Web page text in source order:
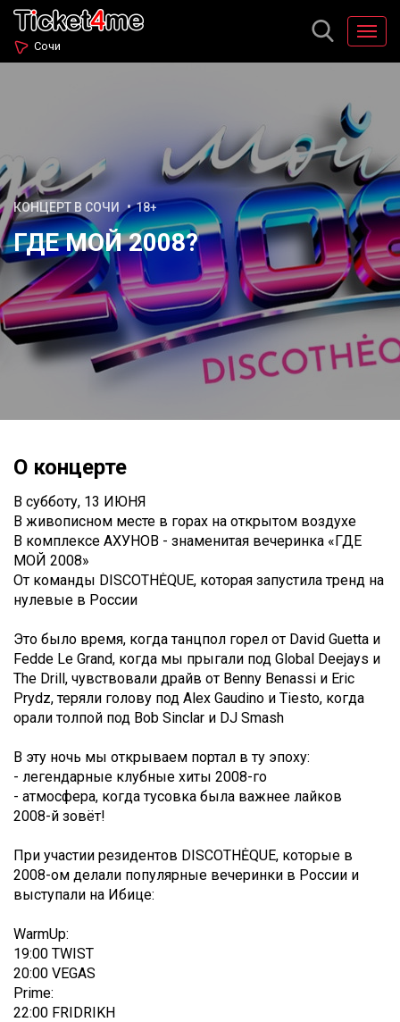
Сочи
КОНЦЕРТ В СОЧИ 18+
ГДЕ МОЙ 2008?
О концерте
В субботу, 13 ИЮНЯ
В живописном месте в горах на открытом воздухе
В комплексе АХУНОВ - знаменитая вечеринка «ГДЕ
МОЙ 2008»
От команды DISCOTHĖQUE, которая запустила тренд на
нулевые в России
Это было время, когда танцпол горел от David Guetta и
Fedde Le Grand, когда мы прыгали под Global Deejays и
The Drill, чувствовали драйв от Benny Benassi и Eric
Prydz, теряли голову под Alex Gaudino и Tiesto, когда
орали толпой под Bob Sinclar и DJ Smash
В эту ночь мы открываем портал в ту эпоху:
- легендарные клубные хиты 2008-го
- атмосфера, когда тусовка была важнее лайков
2008-й зовёт!
При участии резидентов DISCOTHĖQUE, которые в
2008-ом делали популярные вечеринки в России и
выступали на Ибице:
WarmUp:
19:00 TWIST
20:00 VEGAS
Prime:
22:00 FRIDRIKH